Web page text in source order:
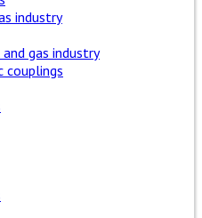
industry
gas industry
couplings